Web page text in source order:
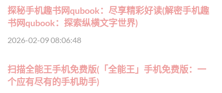
探秘手机趣书网qubook：尽享精彩好读(解密手机趣
书网qubook：探索纵横文字世界)
2026-02-09 08:06:48
扫描全能王手机免费版(「全能王」手机免费版：一
个应有尽有的手机助手)